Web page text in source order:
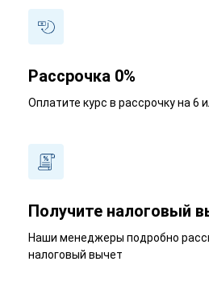
Рассрочка 0%
Оплатите курс в рассрочку на 6
Получите налоговый
Наши менеджеры подробно
налоговый вычет